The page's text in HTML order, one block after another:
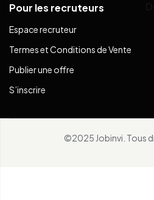
Pour les recruteurs
Espace recruteur
Termes et Conditions de Vente
Publier une offre
S’inscrire
©2025 Jobinvi. Tous